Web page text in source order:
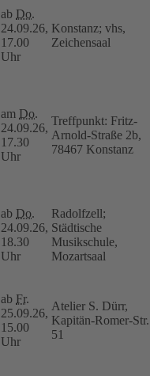
ab Do.
24.09.26,
17.00
Uhr
Konstanz; vhs,
Zeichensaal
am Do.
24.09.26,
17.30
Uhr
Treffpunkt: Fritz-
Arnold-Straße 2b,
78467 Konstanz
ab Do.
24.09.26,
18.30
Uhr
Radolfzell;
Städtische
Musikschule,
Mozartsaal
ab Fr.
25.09.26,
15.00
Uhr
Atelier S. Dürr,
Kapitän-Romer-Str.
51